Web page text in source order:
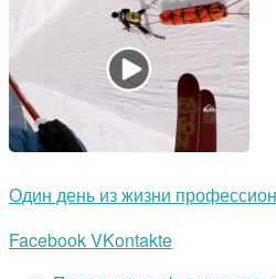
Один день из жизни
FacebookVKontakte